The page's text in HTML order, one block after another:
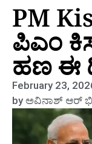
PM
ಪಿಎಂ
ಹಣ ಈ
February 23,
byಅವಿನಾಶ್‌ ಆರ್‌